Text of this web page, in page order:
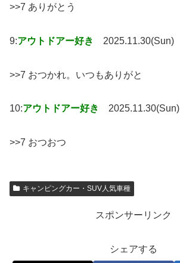
>>7 ありがとう
9:アウトドアー好き 2025.11.30(Sun)
>>7 おつかれ。いつもありがと
10:アウトドアー好き 2025.11.30(Sun)
>>7 おつおつ
キャンピングカー・SUV人気車種
スポンサーリンク
シェアする